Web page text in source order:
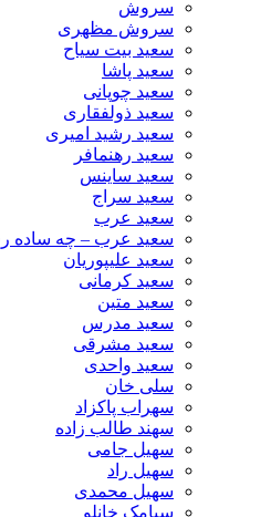
سروش
سروش مظهری
سعید بیت سیاح
سعید پاشا
سعید چوپانی
سعید ذولفقاری
سعید رشید امیری
سعید رهنمافر
سعید ساینس
سعید سراج
سعید عرب
سعید عرب – چه ساده
سعید علیپوریان
سعید کرمانی
سعید متین
سعید مدرس
سعید مشرقی
سعید واحدی
سلی خان
سهراب پاکزاد
سهند طالب زاده
سهیل جامی
سهیل راد
سهیل محمدی
سیامک خانلو